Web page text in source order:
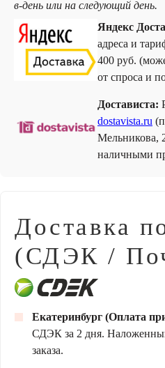
в-день или на следующий день.
Яндекс
адреса и
400 руб.
от спроса и
Достависта:
dostavista.ru
Мельникова,
наличными
Доставка
(СДЭК /
Екатеринбург (Оплата
СДЭК за 2 дня.
заказа.